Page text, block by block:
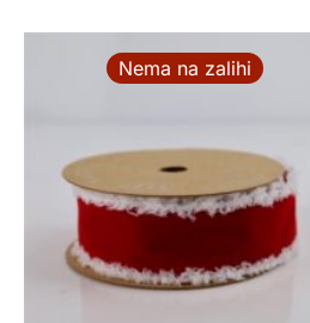
Nema na zalihi